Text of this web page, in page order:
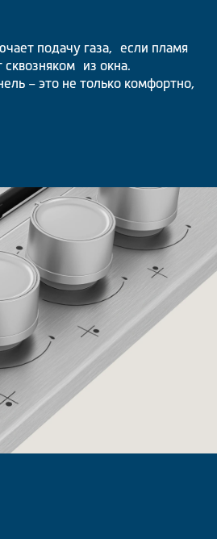
подачу газа, если пламя
сквозняком из окна.
– это не только комфортно,